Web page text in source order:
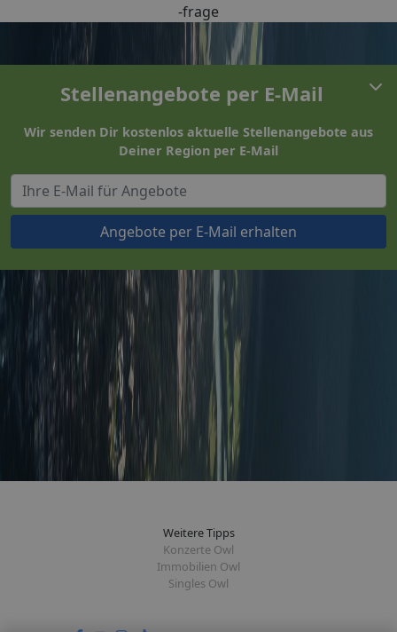
-frage
Stellenangebote per E-Mail
Wir senden Dir kostenlos aktuelle Stellenangebote aus
Deiner Region per E-Mail
Angebote per E-Mail erhalten
Weitere Tipps
Konzerte Owl
Immobilien Owl
Singles Owl